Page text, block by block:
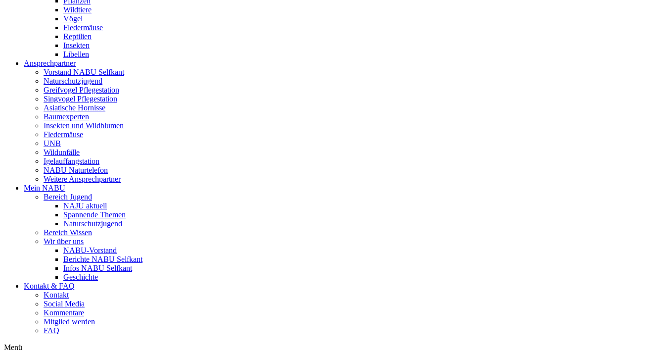
Wildtiere
Vögel
Fledermäuse
Reptilien
Insekten
Libellen
Ansprechpartner
Vorstand NABU Selfkant
Naturschutzjugend
Greifvogel Pflegestation
Singvogel Pflegestation
Asiatische Hornisse
Baumexperten
Insekten und Wildblumen
Fledermäuse
UNB
Wildunfälle
Igelauffangstation
NABU Naturtelefon
Weitere Ansprechpartner
Mein NABU
Bereich Jugend
NAJU aktuell
Spannende Themen
Naturschutzjugend
Bereich Wissen
Wir über uns
NABU-Vorstand
Berichte NABU Selfkant
Infos NABU Selfkant
Geschichte
Kontakt & FAQ
Kontakt
Social Media
Kommentare
Mitglied werden
FAQ
Menü